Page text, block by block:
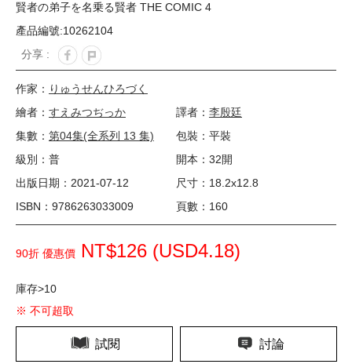
賢者の弟子を名乗る賢者 THE COMIC 4
產品編號:10262104
分享 :
作家： りゅうせんひろづく
繪者： すえみつぢっか 譯者： 李殷廷
集數： 第04集(全系列 13 集)
包裝：平裝
級別：普
開本：32開
出版日期：2021-07-12
尺寸：18.2x12.8
ISBN：9786263033009
頁數：160
90折 優惠價 NT$126 (USD4.18)
庫存>10
※ 不可超取
試閱 討論